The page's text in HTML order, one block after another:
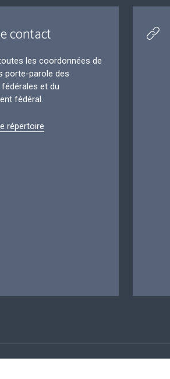
contact
les coordonnées de
porte-parole des
et du
fédéral.
répertoire